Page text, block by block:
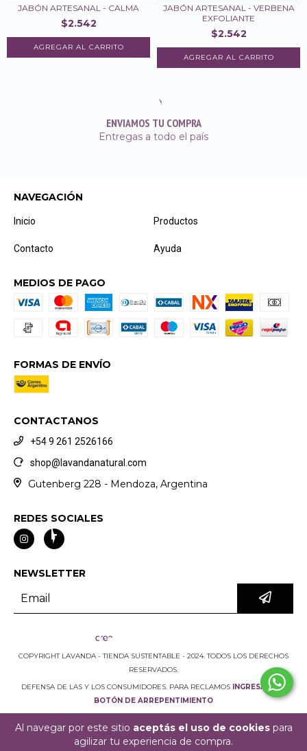
Al navegar por este sitio aceptás el uso de cookiespara
agilizar tu experiencia de compra.
JABÓN ARTESANAL - CALMA
$2.542
JABÓN ARTESANAL - VERBENA
EXFOLIANTE
$2.542
ENVIAMOS TU COMPRA
Entregas a todo el país
NAVEGACIÓN
Inicio Productos
Contacto Ayuda
MEDIOS DE PAGO
FORMAS DE ENVÍO
CONTACTANOS
+54 9 261 2526166
shop@lavandanatural.com
Gutenberg 228 - Mendoza, Argentina
REDES SOCIALES
NEWSLETTER
COPYRIGHT LAVANDA - TIENDA SUSTENTABLE - 2024. TODOS LOS DERECHOS
RESERVADOS.
DEFENSA DE LAS Y LOS CONSUMIDORES. PARA RECLAMOS INGRESÁ ACÁ.
BOTÓN DE ARREPENTIMIENTO